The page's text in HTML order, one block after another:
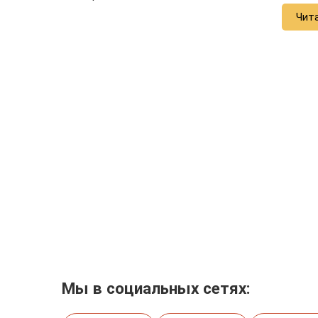
Мы в социальных сетях: